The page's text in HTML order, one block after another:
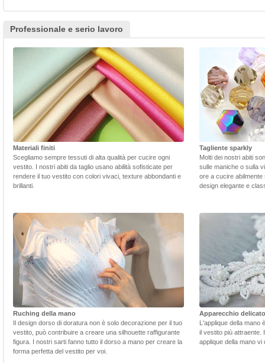
Professionale e serio lavoro
Materiali finiti
Scegliamo sempre tessuti di alta qualità per cucire ogni
vestito. I nostri abiti da taglio usano abilità sofisticate per
rendere il tuo vestito con colori vivaci, texture abbondanti e
brillanti.
Tagliente sparkly
Molti dei nostri abiti
sulle maniche o sulla
ore a cucire
design elegante e
Ruching della mano
Il design dorso di doratura non è solo decorazione per il tuo
vestito, può contribuire a creare una silhouette raffigurante
figura. I nostri sarti fanno tutto il dorso a mano per creare la
forma perfetta del vestito per voi.
Apparecchio delicato
L'applique della mano
il vestito più attraente.
applique della mano